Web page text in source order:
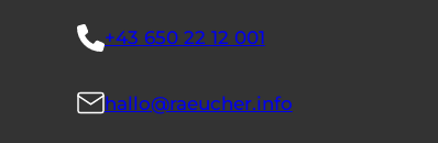
+43 650 22 12 001
hallo@raeucher.info